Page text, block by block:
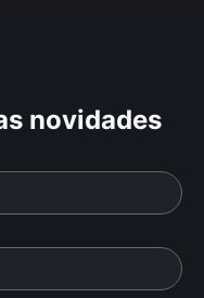
novidades